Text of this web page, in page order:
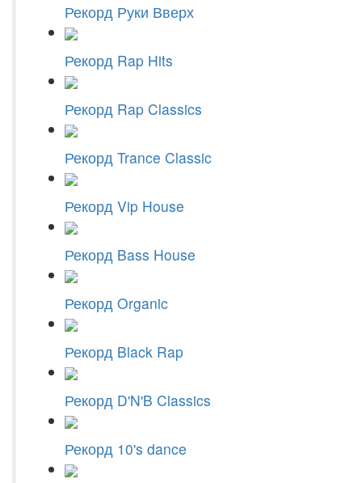
Рекорд Руки Вверх
Рекорд Rap Hits
Рекорд Rap Classics
Рекорд Trance Classic
Рекорд Vip House
Рекорд Bass House
Рекорд Organic
Рекорд Black Rap
Рекорд D'N'B Classics
Рекорд 10's dance